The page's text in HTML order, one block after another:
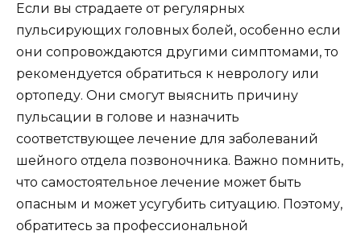
Если вы страдаете от регулярных
пульсирующих головных болей, особенно если
они сопровождаются другими симптомами, то
рекомендуется обратиться к неврологу или
ортопеду. Они смогут выяснить причину
пульсации в голове и назначить
соответствующее лечение для заболеваний
шейного отдела позвоночника. Важно помнить,
что самостоятельное лечение может быть
опасным и может усугубить ситуацию. Поэтому,
обратитесь за профессиональной